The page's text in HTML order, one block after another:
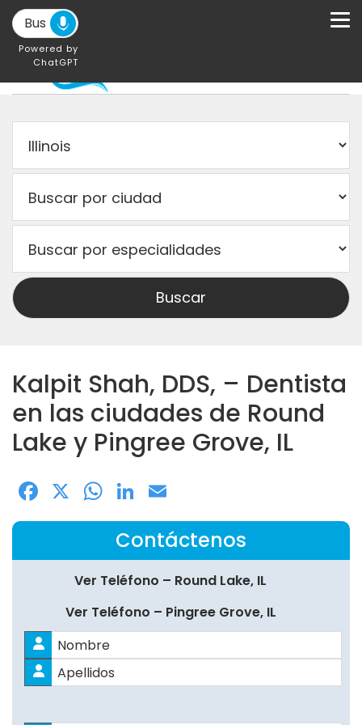
Powered by
ChatGPT
Kalpit Shah, DDS, – Dentista
en las ciudades de Round
Lake y Pingree Grove, IL
Facebook
X WhatsApp
LinkedIn
Contáctenos
Ver Teléfono – Round Lake, IL
Ver Teléfono – Pingree Grove, IL
Nombre*
Nombres